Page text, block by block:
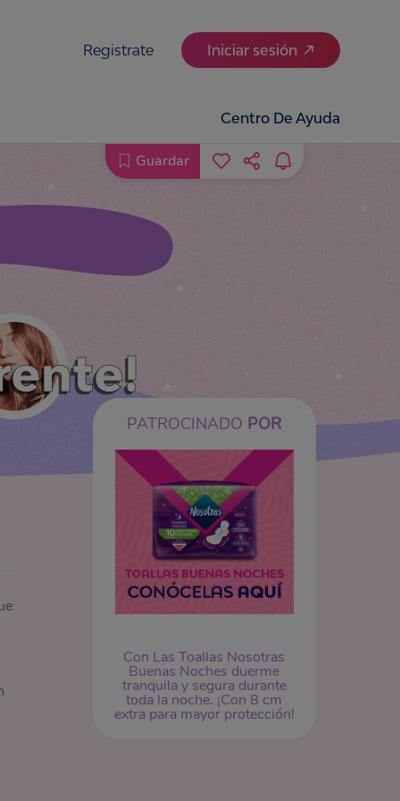
Registrate Iniciar sesión
Centro De Ayuda
PATROCINADO POR
Con Las Toallas Nosotras
Buenas Noches duerme
tranquila y segura durante
toda la noche. ¡Con 8 cm
extra para mayor protección!
Guardar